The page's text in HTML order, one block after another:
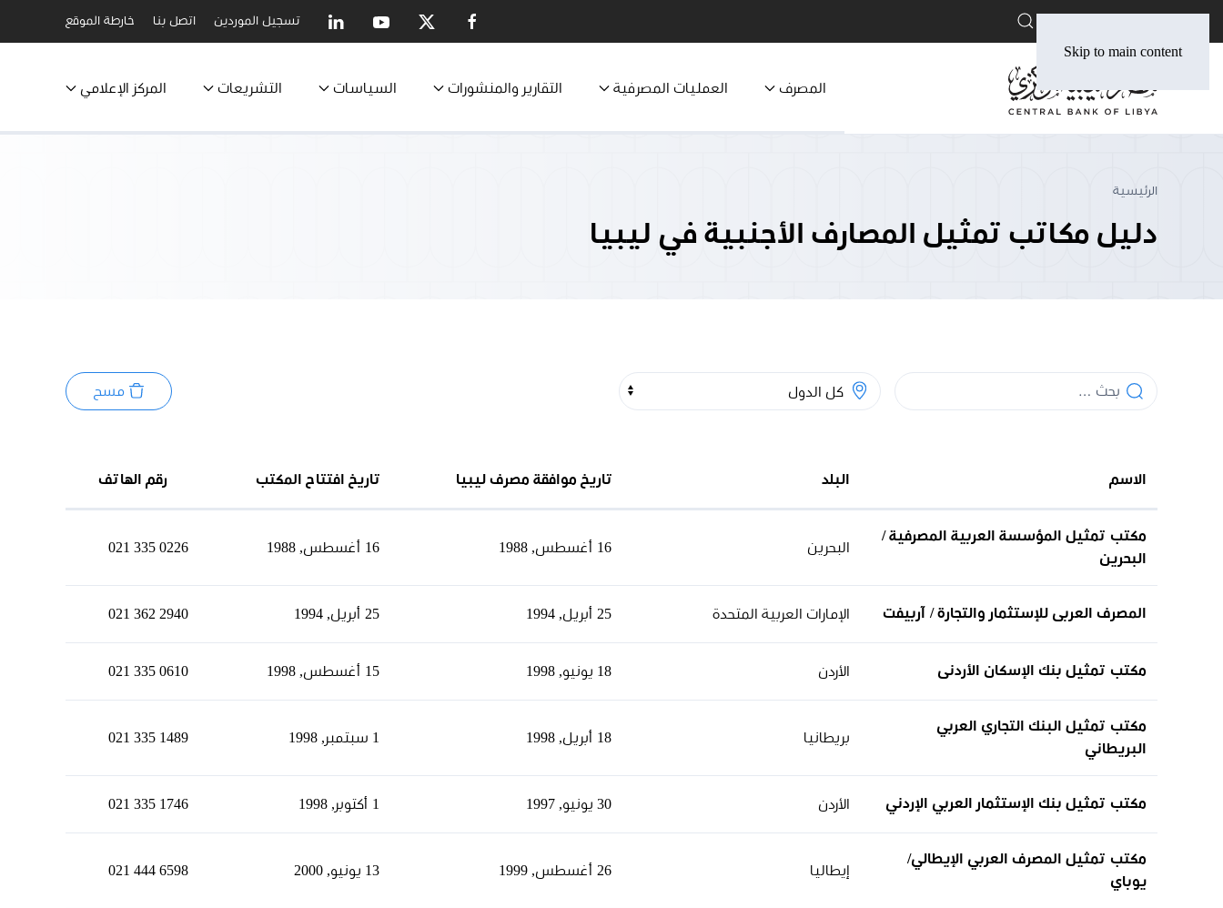
Skip to main content
تسجيل الموردين اتصل بنا خارطة الموقع
المصرف العمليات المصرفية التقارير والمنشورات السياسات التشريعات المركز الإعلامي
الرئيسية
دليل مكاتب تمثيل المصارف الأجنبية في ليبيا
بحث المدينة مسح
الاسم البلد تاريخ موافقة مصرف ليبيا تاريخ افتتاح المكتب رقم الهاتف
مكتب تمثيل المؤسسة العربية المصرفية /
البحرين
البحرين 16 أغسطس, 1988 16 أغسطس, 1988 021 335 0226
المصرف العربى للإستثمار والتجارة / آربيفت الإمارات العربية المتحدة 25 أبريل, 1994 25 أبريل, 1994 021 362 2940
مكتب تمثيل بنك الإسكان الأردنى الأردن 18 يونيو, 1998 15 أغسطس, 1998 021 335 0610
مكتب تمثيل البنك التجاري العربي
البريطاني
بريطانيا 18 أبريل, 1998 1 سبتمبر, 1998 021 335 1489
مكتب تمثيل بنك الإستثمار العربي الإردني الأردن 30 يونيو, 1997 1 أكتوبر, 1998 021 335 1746
مكتب تمثيل المصرف العربي الإيطالي/
يوباي
إيطاليا 26 أغسطس, 1999 13 يونيو, 2000 021 444 6598